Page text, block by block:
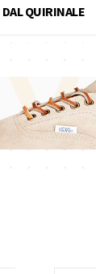
DAL QUIRINALE